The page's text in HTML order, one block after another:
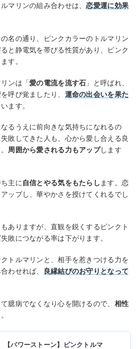
マリンの組み合わせは、恋愛運に効果
名の通り、ピンクカラーのトルマリン
と静電気を帯びる性質があり、ピンク
す。
ンは「愛の電流を流す石 」と呼ばれ、
呼び覚ましたり、 運命の出会いを果た
ます。
るうえに前向きな気持ちになれるの
敗してきた人も、心から愛し合える良
周囲から愛される力もアップします
主に 自信とやる気をもたらし ます。恋
ップし、華やかさを授けてくれるでし
ありますが、直観を鋭くするピンクト
敗につながる率は下がります。
トルマリンと、相手を惹きつける力を
わせれば、
良縁結びのお守りとなって
臆病でなくなり心を開けるので、 相性
【パワーストーン】ピンクトルマ